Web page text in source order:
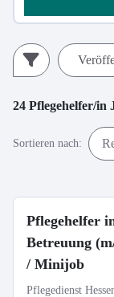
24 Pflegehelfer/in
Sortieren nach:
Pflegehelfer
Betreuung
/ Minijob
Pflegedienst